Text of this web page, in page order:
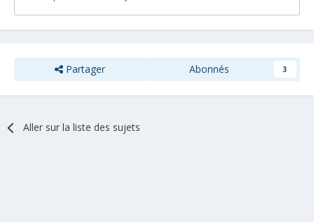
Partager Abonnés 3
Aller sur la liste des sujets